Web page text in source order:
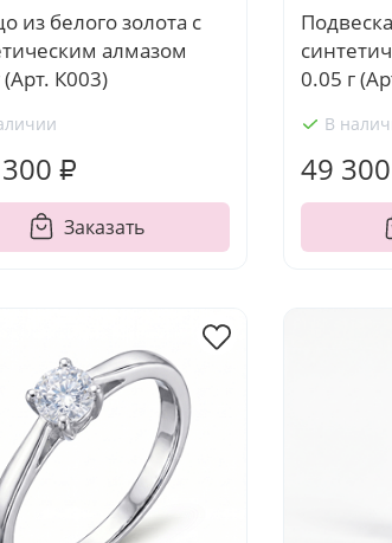
из белого золота с
алмазом
(Арт. К003)
₽
Заказать
0.05 г
В
49